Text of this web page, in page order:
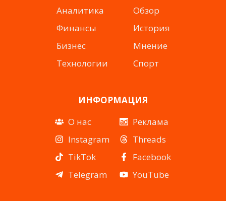
Аналитика
Финансы
Бизнес
Технологии
Обзор
История
Мнение
Спорт
ИНФОРМАЦИЯ
О нас
Instagram
TikTok
Telegram
Реклама
Threads
Facebook
YouTube